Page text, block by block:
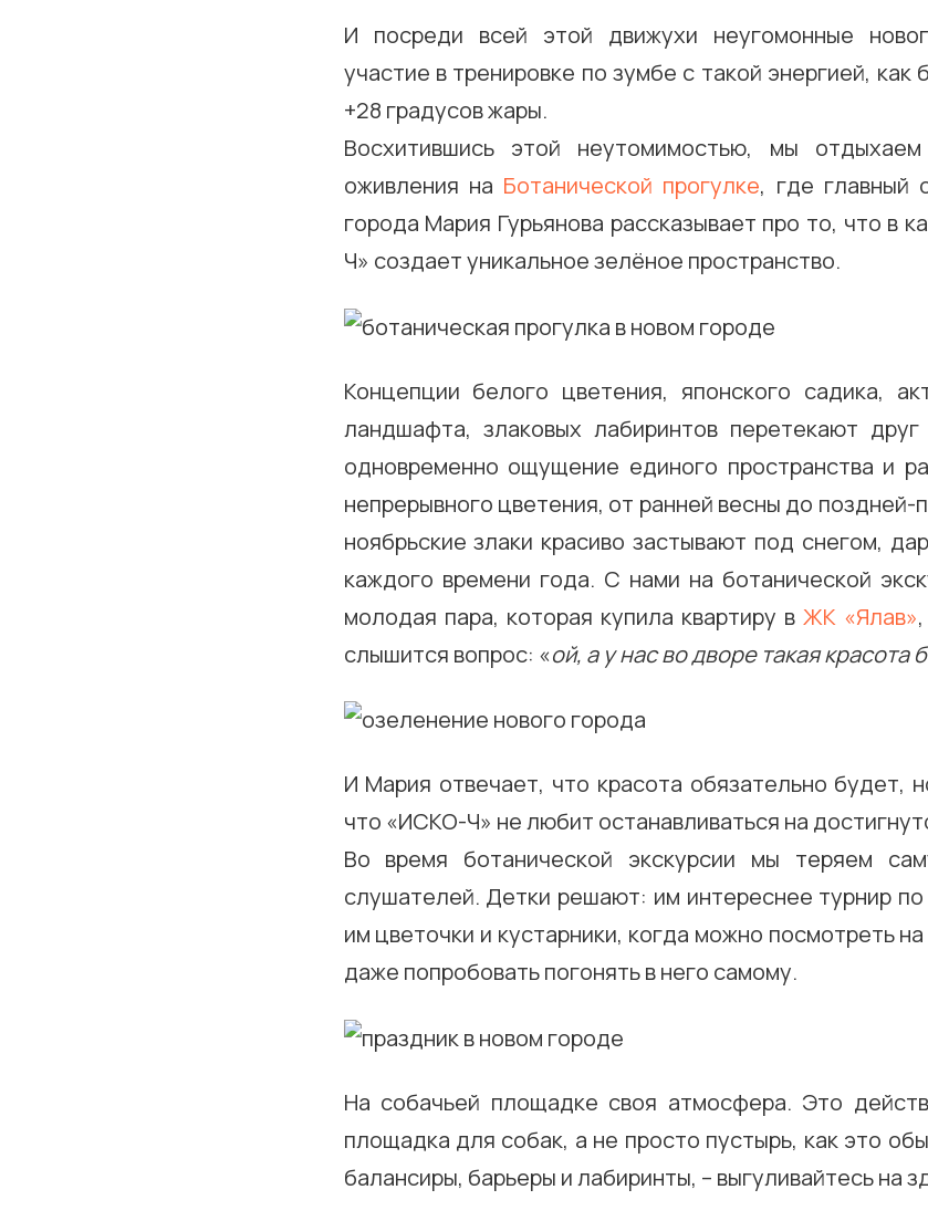
И посреди всей этой движухи неугомонные
участие в тренировке по зумбе с такой энергией, как
+28 градусов жары.
Восхитившись этой неутомимостью, мы
оживления на Ботанической прогулке, где главный
города Мария Гурьянова рассказывает про то, что в
Ч» создает уникальное зелёное пространство.
Концепции белого цветения, японского садика,
ландшафта, злаковых лабиринтов перетекают
одновременно ощущение единого пространства и
непрерывного цветения, от ранней весны до поздней-
ноябрьские злаки красиво застывают под снегом,
каждого времени года. С нами на ботанической
молодая пара, которая купила квартиру в ЖК «Ялав»
слышится вопрос: «ой, а у нас во дворе такая красота
И Мария отвечает, что красота обязательно будет,
что «ИСКО-Ч» не любит останавливаться на
Во время ботанической экскурсии мы теряем
слушателей. Детки решают: им интереснее турнир
им цветочки и кустарники, когда можно посмотреть
даже попробовать погонять в него самому.
На собачьей площадке своя атмосфера. Это
площадка для собак, а не просто пустырь, как это
балансиры, барьеры и лабиринты, – выгуливайтесь на